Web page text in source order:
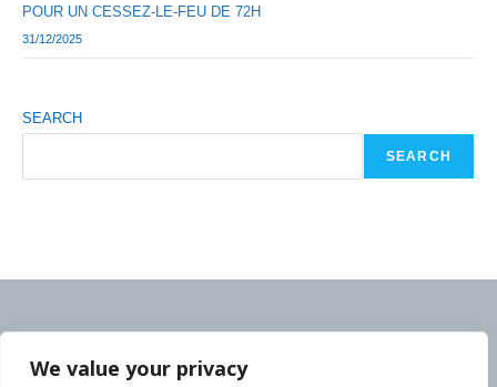
We value your privacy
POUR UN CESSEZ-LE-FEU DE 72H
31/12/2025
SEARCH
SEARCH